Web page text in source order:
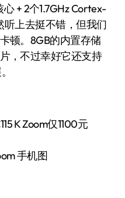
+ 2个1.7GHz Cortex-
听上去挺不错，但我们
顿。8GB的内置存储
，不过幸好它还支持
手机图